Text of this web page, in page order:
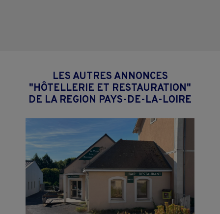
LES AUTRES ANNONCES
"HÔTELLERIE ET RESTAURATION"
DE LA REGION PAYS-DE-LA-LOIRE